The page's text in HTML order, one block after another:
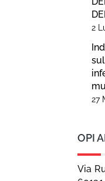
2
27
OPI
Via